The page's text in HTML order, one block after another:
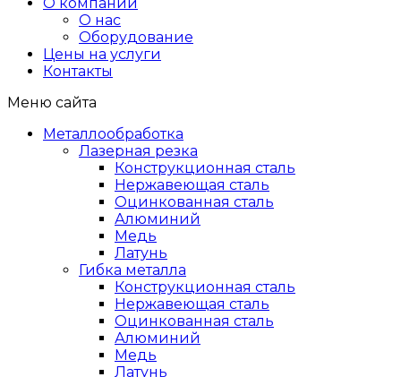
О нас
Оборудование
Цены на услуги
Контакты
Меню сайта
Металлообработка
Лазерная резка
Конструкционная сталь
Нержавеющая сталь
Оцинкованная сталь
Алюминий
Медь
Латунь
Гибка металла
Конструкционная сталь
Нержавеющая сталь
Оцинкованная сталь
Алюминий
Медь
Латунь